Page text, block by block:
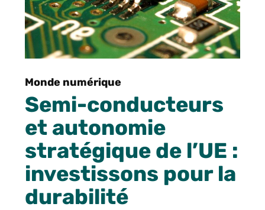
Monde numérique
Semi-conducteurs
et autonomie
stratégique de l’UE :
investissons pour la
durabilité